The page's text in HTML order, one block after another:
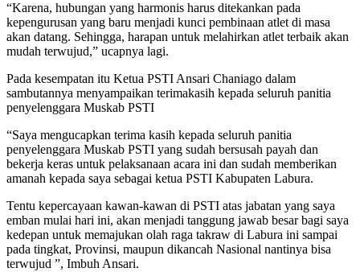
“Karena, hubungan yang harmonis harus ditekankan pada
kepengurusan yang baru menjadi kunci pembinaan atlet di masa
akan datang. Sehingga, harapan untuk melahirkan atlet terbaik akan
mudah terwujud,” ucapnya lagi.
Pada kesempatan itu Ketua PSTI Ansari Chaniago dalam
sambutannya menyampaikan terimakasih kepada seluruh panitia
penyelenggara Muskab PSTI
“Saya mengucapkan terima kasih kepada seluruh panitia
penyelenggara Muskab PSTI yang sudah bersusah payah dan
bekerja keras untuk pelaksanaan acara ini dan sudah memberikan
amanah kepada saya sebagai ketua PSTI Kabupaten Labura.
Tentu kepercayaan kawan-kawan di PSTI atas jabatan yang saya
emban mulai hari ini, akan menjadi tanggung jawab besar bagi saya
kedepan untuk memajukan olah raga takraw di Labura ini sampai
pada tingkat, Provinsi, maupun dikancah Nasional nantinya bisa
terwujud ”, Imbuh Ansari.